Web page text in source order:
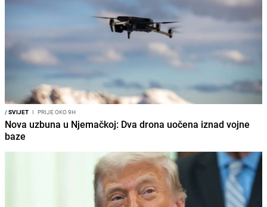
/SVIJET I PRIJE OKO 9H
Nova uzbuna u Njemačkoj: Dva drona uočena iznad vojne
baze